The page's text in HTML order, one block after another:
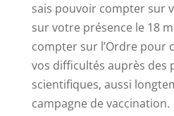
sais pouvoir compter sur
sur votre présence le 18
compter sur l’Ordre pour
vos difficultés auprès des
scientifiques, aussi
campagne de vaccination.